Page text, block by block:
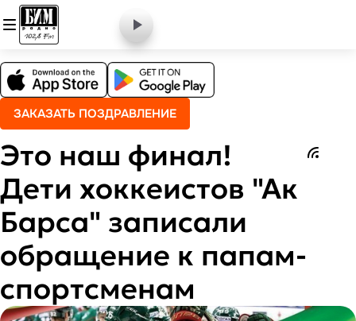
ЗАКАЗАТЬ ПОЗДРАВЛЕНИЕ
Это наш финал!
Дети хоккеистов "Ак
Барса" записали
обращение к папам-
спортсменам